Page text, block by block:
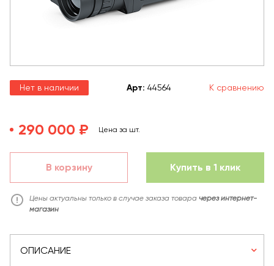
Нет в наличии Арт: 44564 К сравнению
290 000 ₽ Цена за шт.
В корзину Купить в 1 клик
Цены актуальны только в случае заказа товара через интернет-
магазин
ОПИСАНИЕ